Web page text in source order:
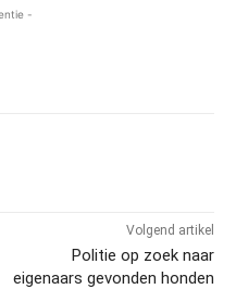
-
Volgend artikel
Politie op zoek naar
eigenaars gevonden honden